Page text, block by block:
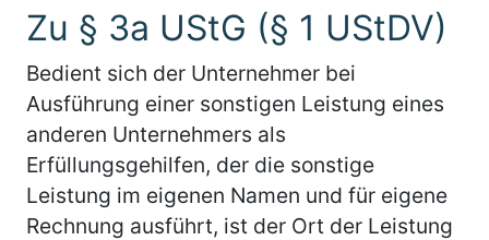
Zu § 3a UStG (§ 1 UStDV)
Bedient sich der Unternehmer bei
Ausführung einer sonstigen Leistung eines
anderen Unternehmers als
Erfüllungsgehilfen, der die sonstige
Leistung im eigenen Namen und für eigene
Rechnung ausführt, ist der Ort der Leistung